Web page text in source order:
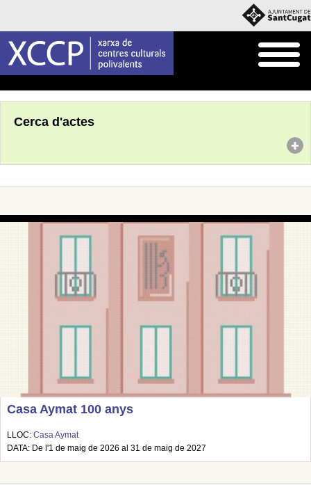
Cerca d'actes
Casa Aymat 100 anys
LLOC: Casa Aymat
DATA: De l'1 de maig de 2026 al 31 de maig de 2027